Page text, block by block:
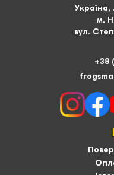
Україна,
м.
вул.
+38